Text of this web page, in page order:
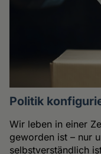
Politik
Wir leben in einer
geworden ist – nur
selbstverständlich